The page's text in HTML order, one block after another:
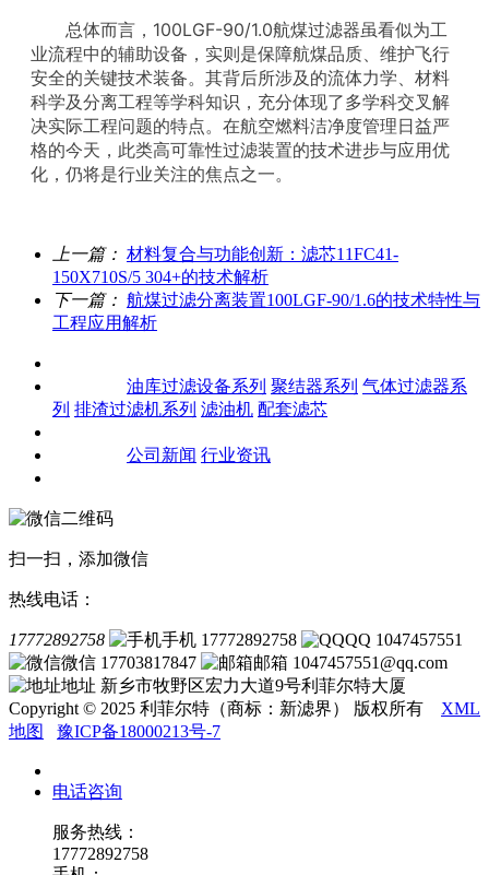
总体而言，100LGF-90/1.0航煤过滤器虽看似为工
业流程中的辅助设备，实则是保障航煤品质、维护飞行
安全的关键技术装备。其背后所涉及的流体力学、材料
科学及分离工程等学科知识，充分体现了多学科交叉解
决实际工程问题的特点。在航空燃料洁净度管理日益严
格的今天，此类高可靠性过滤装置的技术进步与应用优
化，仍将是行业关注的焦点之一。
上一篇： 材料复合与功能创新：滤芯11FC41-
150X710S/5 304+的技术解析
下一篇： 航煤过滤分离装置100LGF-90/1.6的技术特性与
工程应用解析
油库过滤设备系列 聚结器系列 气体过滤器系
列 排渣过滤机系列 滤油机 配套滤芯
公司新闻 行业资讯
扫一扫，添加微信
热线电话：
17772892758 手机 17772892758
QQ 1047457551
微信 17703817847
邮箱 1047457551@qq.com
地址 新乡市牧野区宏力大道9号利菲尔特大厦
Copyright © 2025 利菲尔特（商标：新滤界） 版权所有 XML
地图
豫ICP备18000213号-7
电话咨询
服务热线：
17772892758